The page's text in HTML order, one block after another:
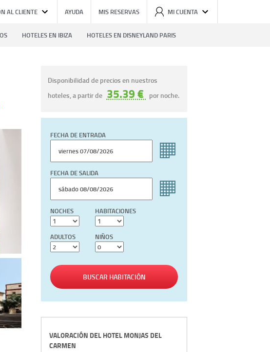
AL CLIENTE AYUDA MIS RESERVAS MI CUENTA
HOTELES EN IBIZA HOTELES EN DISNEYLAND PARIS
Disponibilidad de precios en nuestros
hoteles, a partir de 35.39 € por noche.
FECHA DE ENTRADA
FECHA DE SALIDA
NOCHES HABITACIONES
ADULTOS NIÑOS
BUSCAR HABITACIÓN
VALORACIÓN DELHOTEL MONJAS DEL
CARMEN